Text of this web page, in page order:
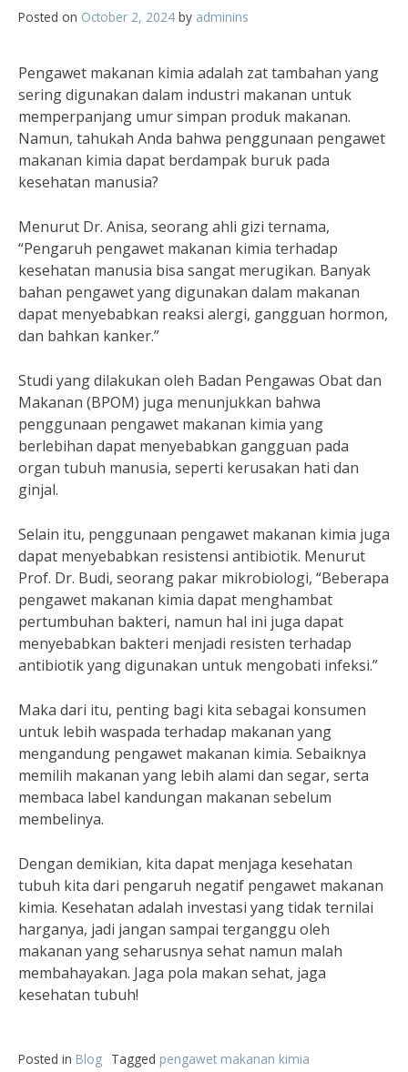
Posted on October 2, 2024 by adminins
Pengawet makanan kimia adalah zat tambahan yang
sering digunakan dalam industri makanan untuk
memperpanjang umur simpan produk makanan.
Namun, tahukah Anda bahwa penggunaan pengawet
makanan kimia dapat berdampak buruk pada
kesehatan manusia?
Menurut Dr. Anisa, seorang ahli gizi ternama,
“Pengaruh pengawet makanan kimia terhadap
kesehatan manusia bisa sangat merugikan. Banyak
bahan pengawet yang digunakan dalam makanan
dapat menyebabkan reaksi alergi, gangguan hormon,
dan bahkan kanker.”
Studi yang dilakukan oleh Badan Pengawas Obat dan
Makanan (BPOM) juga menunjukkan bahwa
penggunaan pengawet makanan kimia yang
berlebihan dapat menyebabkan gangguan pada
organ tubuh manusia, seperti kerusakan hati dan
ginjal.
Selain itu, penggunaan pengawet makanan kimia juga
dapat menyebabkan resistensi antibiotik. Menurut
Prof. Dr. Budi, seorang pakar mikrobiologi, “Beberapa
pengawet makanan kimia dapat menghambat
pertumbuhan bakteri, namun hal ini juga dapat
menyebabkan bakteri menjadi resisten terhadap
antibiotik yang digunakan untuk mengobati infeksi.”
Maka dari itu, penting bagi kita sebagai konsumen
untuk lebih waspada terhadap makanan yang
mengandung pengawet makanan kimia. Sebaiknya
memilih makanan yang lebih alami dan segar, serta
membaca label kandungan makanan sebelum
membelinya.
Dengan demikian, kita dapat menjaga kesehatan
tubuh kita dari pengaruh negatif pengawet makanan
kimia. Kesehatan adalah investasi yang tidak ternilai
harganya, jadi jangan sampai terganggu oleh
makanan yang seharusnya sehat namun malah
membahayakan. Jaga pola makan sehat, jaga
kesehatan tubuh!
Posted in Blog Tagged pengawet makanan kimia